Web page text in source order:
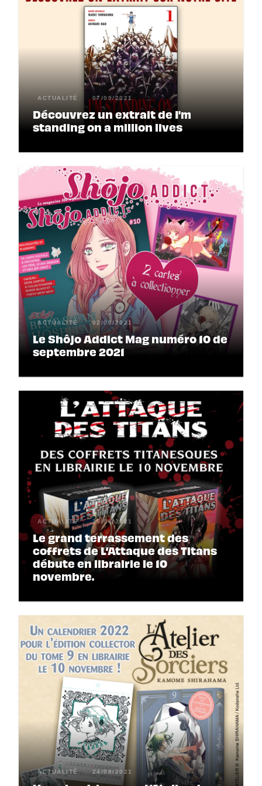
ACTUALITÉ 07/09/2021
Découvrez un extrait de I'm
standing on a million lives
ACTUALITÉ 02/09/2021
Le Shôjo Addict Mag numéro 10 de
septembre 2021
ACTUALITÉ 25/08/2021
Le grand terrassement des
coffrets de L’Attaque des Titans
débute en librairie le 10
novembre.
ACTUALITÉ 24/08/2021